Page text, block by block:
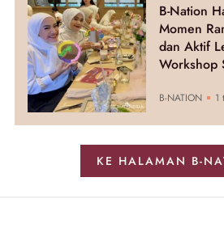
B-Nation
Momen
dan Aktif
Workshop
B-NATION 1
KE HALAMAN B-